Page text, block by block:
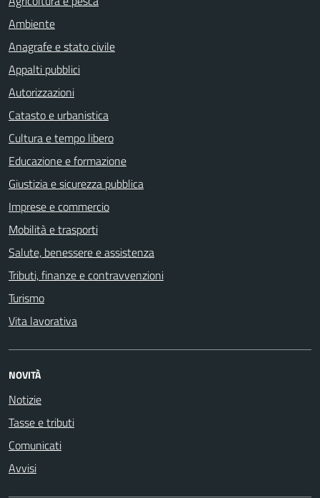
Ambiente
Anagrafe e stato civile
Appalti pubblici
Autorizzazioni
Catasto e urbanistica
Cultura e tempo libero
Educazione e formazione
Giustizia e sicurezza pubblica
Imprese e commercio
Mobilità e trasporti
Salute, benessere e assistenza
Tributi, finanze e contravvenzioni
Turismo
Vita lavorativa
NOVITÀ
Notizie
Tasse e tributi
Comunicati
Avvisi